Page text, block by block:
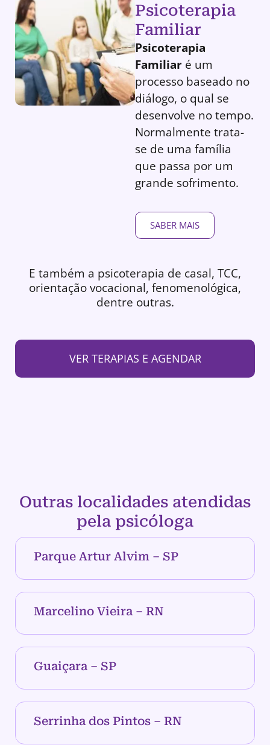
Psicoterapia
Familiar
Psicoterapia
Familiar é um
processo baseado no
diálogo, o qual se
desenvolve no tempo.
Normalmente trata-
se de uma família
que passa por um
grande sofrimento.
SABER MAIS
E também a psicoterapia de casal, TCC,
orientação vocacional, fenomenológica,
dentre outras.
VER TERAPIAS E AGENDAR
Outras localidades atendidas
pela psicóloga
Parque Artur Alvim – SP
Marcelino Vieira – RN
Guaiçara – SP
Serrinha dos Pintos – RN